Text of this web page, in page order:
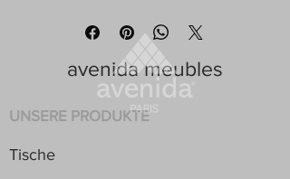
avenida meubles
UNSERE PRODUKTE
Tische